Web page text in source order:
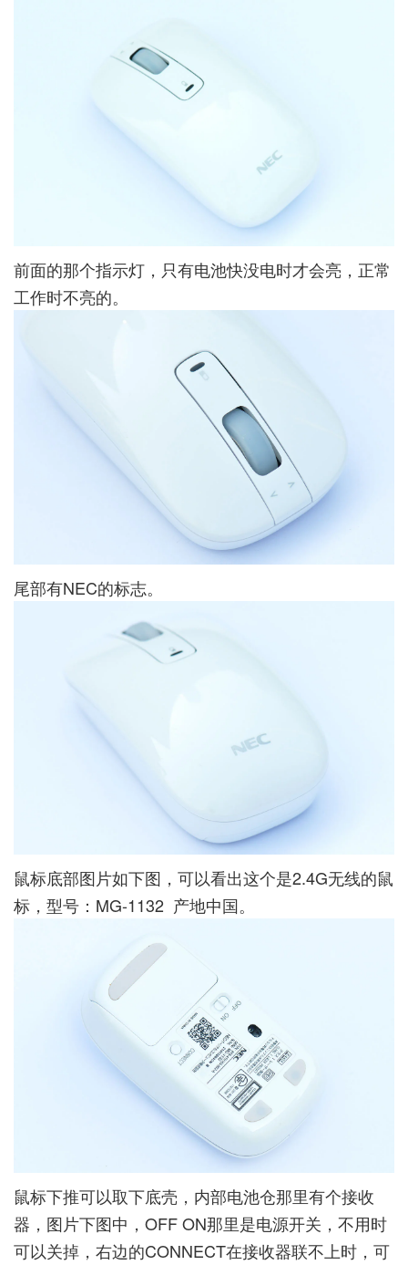
前面的那个指示灯，只有电池快没电时才会亮，正常
工作时不亮的。
尾部有NEC的标志。
鼠标底部图片如下图，可以看出这个是2.4G无线的鼠
标，型号：MG-1132 产地中国。
鼠标下推可以取下底壳，内部电池仓那里有个接收
器，图片下图中，OFF ON那里是电源开关，不用时
可以关掉，右边的CONNECT在接收器联不上时，可